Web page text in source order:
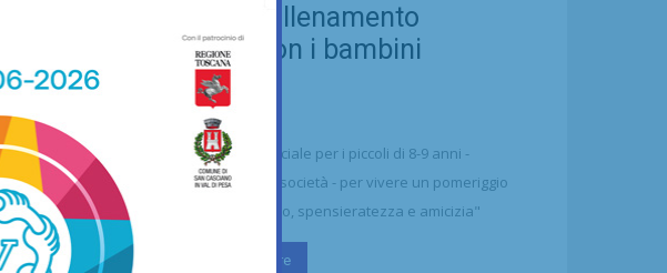
bellezza: allenamento
insieme con i bambini
Saharawi
21/07/2026
"Un'occasione speciale per i piccoli di 8-9 anni -
sottolineano dalla società - per vivere un pomeriggio
di puro divertimento, spensieratezza e amicizia"
Continua a leggere